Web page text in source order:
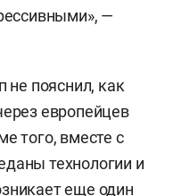
—
не пояснил, как
европейцев
того, вместе с
технологии и
еще один